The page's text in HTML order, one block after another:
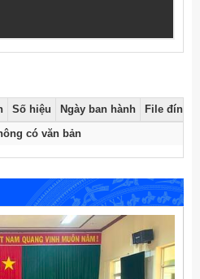
Số hiệu Ngày ban hành
File đính
có văn bản